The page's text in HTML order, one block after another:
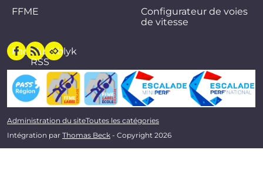
FFME
Configurateur de voies
de vitesse
Facebook
Flux
RSS
Oblyk
Administration du siteToutes les catégories
Intégration par Thomas Beck - Copyright 2026